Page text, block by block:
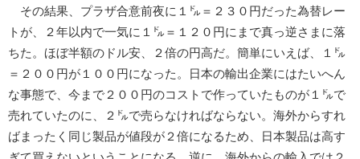
その結果、プラザ合意前夜に１㌦＝２３０円だった為替レー
トが、２年以内で一気に１㌦＝１２０円にまで真っ逆さまに落
ちた。ほぼ半額のドル安、２倍の円高だ。簡単にいえば、１㌦
＝２００円が１００円になった。日本の輸出企業にはたいへん
な事態で、今まで２００円のコストで作っていたものが１㌦で
売れていたのに、２㌦で売らなければならない。海外からすれ
ばまったく同じ製品が値段が２倍になるため、日本製品は高す